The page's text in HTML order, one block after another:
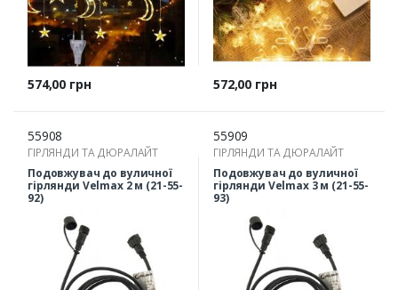
Ціна
574,00 грн Ціна
572,00 грн
55908
ГІРЛЯНДИ ТА ДЮРАЛАЙТ
Подовжувач до вуличної
гірлянди Velmax 2 м (21-55-
92)
55909
ГІРЛЯНДИ ТА ДЮРАЛАЙТ
Подовжувач до вуличної
гірлянди Velmax 3 м (21-55-
93)